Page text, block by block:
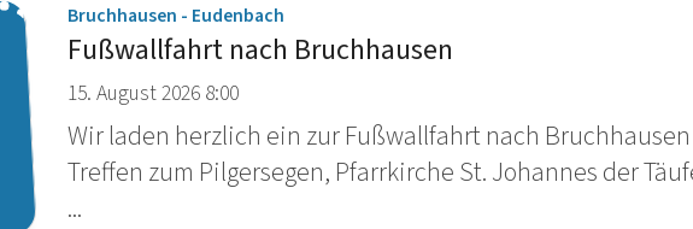
Bruchhausen - Eudenbach:
Fußwallfahrt nach Bruchhausen
15. August 2026 8:00
Wir laden herzlich ein zur Fußwallfahrt nach
Treffen zum Pilgersegen, Pfarrkirche St. Johannes der
...